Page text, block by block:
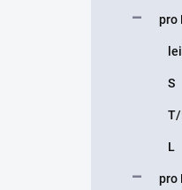
pro
S
T/
L
pro